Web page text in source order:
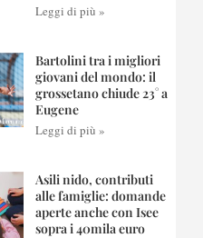
Leggi di più »
Bartolini tra i migliori
giovani del mondo: il
grossetano chiude 23° a
Eugene
Leggi di più »
Asili nido, contributi
alle famiglie: domande
aperte anche con Isee
sopra i 40mila euro